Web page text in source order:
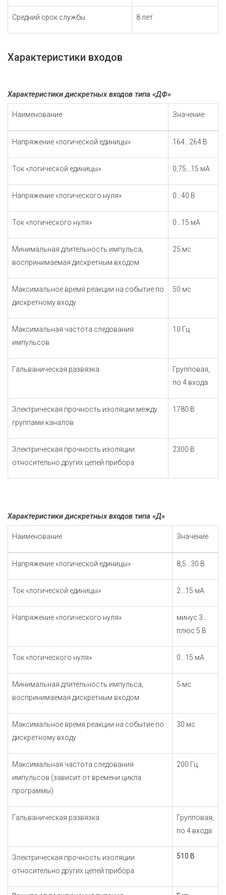
Средний срок службы 8 лет
Характеристики входов
Характеристики дискретных входов типа «ДФ»
Наименование Значение
Напряжение «логической единицы» 164…264 В
Ток «логической единицы» 0,75…15 мА
Напряжение «логического нуля» 0…40 В
Ток «логического нуля» 0…15 мА
Минимальная длительность импульса,
воспринимаемая дискретным входом
25 мс
Максимальное время реакции на событие по
дискретному входу
50 мс
Максимальная частота следования
импульсов
10 Гц
Гальваническая развязка
Групповая,
по 4 входа
Электрическая прочность изоляции между
группами каналов
1780 В
Электрическая прочность изоляции
относительно других цепей прибора
2300 В
Характеристики дискретных входов типа «Д»
Наименование Значение
Напряжение «логической единицы» 8,5…30 В
Ток «логической единицы» 2…15 мА
Напряжение «логического нуля»
минус 3…
плюс 5 В
Ток «логического нуля» 0…15 мА
Минимальная длительность импульса,
воспринимаемая дискретным входом
5 мс
Максимальное время реакции на событие по
дискретному входу
30 мс
Максимальная частота следования
импульсов (зависит от времени цикла
программы)
200 Гц
Гальваническая развязка
Групповая,
по 4 входа
Электрическая прочность изоляции
относительно других цепей прибора
510 В